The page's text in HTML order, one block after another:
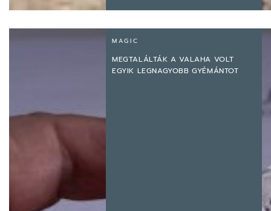
MAGIC
MEGTALÁLTÁK A VALAHA VOLT
EGYIK LEGNAGYOBB GYÉMÁNTOT